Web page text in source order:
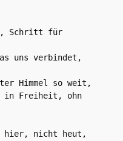
Schritt für
uns verbindet,
Himmel so weit,
in Freiheit, ohn
hier, nicht heut,